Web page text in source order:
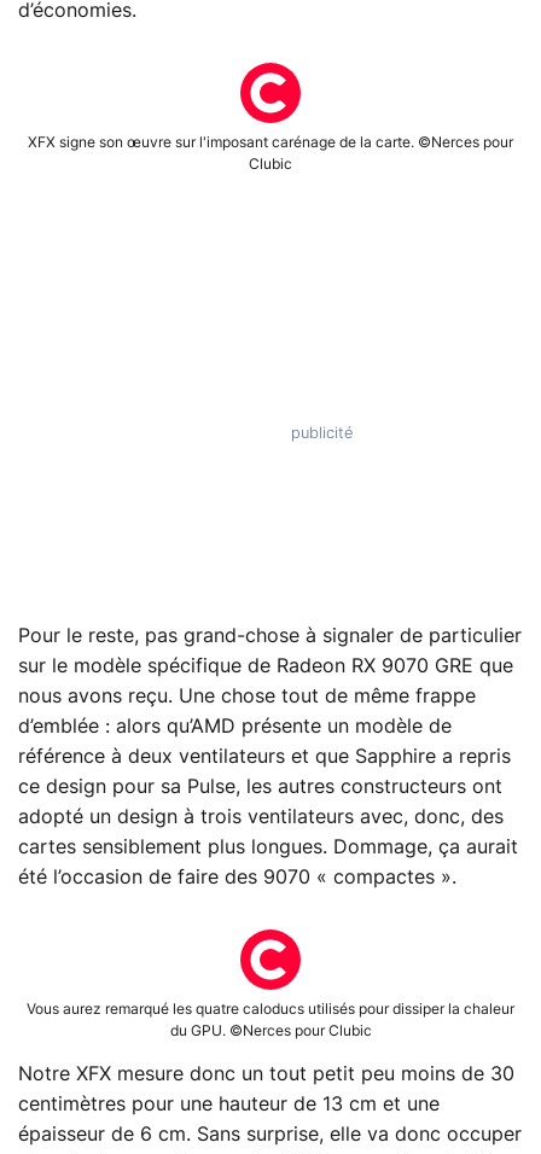
d’économies.
XFX signe son œuvre sur l'imposant carénage de la carte. ©Nerces pour
Clubic
Pour le reste, pas grand-chose à signaler de particulier
sur le modèle spécifique de Radeon RX 9070 GRE que
nous avons reçu. Une chose tout de même frappe
d’emblée : alors qu’AMD présente un modèle de
référence à deux ventilateurs et que Sapphire a repris
ce design pour sa Pulse, les autres constructeurs ont
adopté un design à trois ventilateurs avec, donc, des
cartes sensiblement plus longues. Dommage, ça aurait
été l’occasion de faire des 9070 « compactes ».
Vous aurez remarqué les quatre caloducs utilisés pour dissiper la chaleur
du GPU. ©Nerces pour Clubic
Notre XFX mesure donc un tout petit peu moins de 30
centimètres pour une hauteur de 13 cm et une
épaisseur de 6 cm. Sans surprise, elle va donc occuper